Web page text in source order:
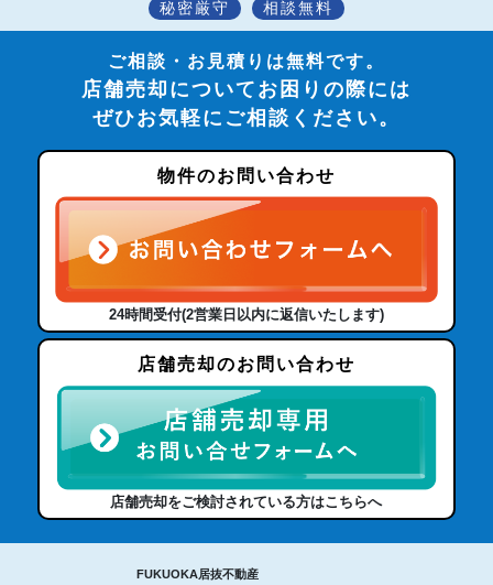
秘密厳守 相談無料
ご相談・お見積りは無料です。
店舗売却についてお困りの際には
ぜひお気軽にご相談ください。
物件のお問い合わせ
24時間受付(2営業日以内に返信いたします)
店舗売却のお問い合わせ
店舗売却をご検討されている方はこちらへ
FUKUOKA居抜不動産